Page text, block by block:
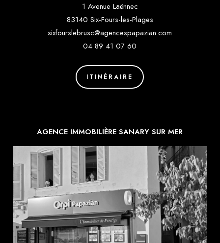
1 Avenue Laënnec
83140 Six-Fours-les-Plages
sixfourslebrusc@agencespapazian.com
04 89 41 07 60
ITINÉRAIRE
AGENCE IMMOBILIÈRE SANARY SUR MER